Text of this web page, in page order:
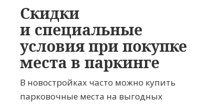
Скидки
и специальные
условия при покупке
места в паркинге
В новостройках часто можно купить
парковочные места на выгодных